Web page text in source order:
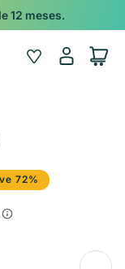
12 meses.
Wishlist
Iniciar
sesión
Carrito
72%